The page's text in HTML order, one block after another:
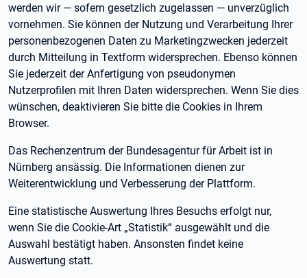
werden wir — sofern gesetzlich zugelassen — unverzüglich
vornehmen. Sie können der Nutzung und Verarbeitung Ihrer
personenbezogenen Daten zu Marketingzwecken jederzeit
durch Mitteilung in Textform widersprechen. Ebenso können
Sie jederzeit der Anfertigung von pseudonymen
Nutzerprofilen mit Ihren Daten widersprechen. Wenn Sie dies
wünschen, deaktivieren Sie bitte die Cookies in Ihrem
Browser.
Das Rechenzentrum der Bundesagentur für Arbeit ist in
Nürnberg ansässig. Die Informationen dienen zur
Weiterentwicklung und Verbesserung der Plattform.
Eine statistische Auswertung Ihres Besuchs erfolgt nur,
wenn Sie die Cookie-Art „Statistik“ ausgewählt und die
Auswahl bestätigt haben. Ansonsten findet keine
Auswertung statt.